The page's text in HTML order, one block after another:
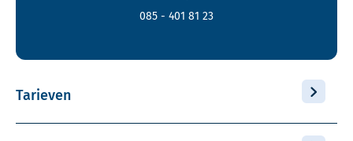
085 - 401 81 23
Tarieven